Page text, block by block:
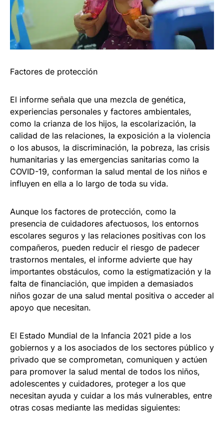
Factores de protección
El informe señala que una mezcla de genética,
experiencias personales y factores ambientales,
como la crianza de los hijos, la escolarización, la
calidad de las relaciones, la exposición a la violencia
o los abusos, la discriminación, la pobreza, las crisis
humanitarias y las emergencias sanitarias como la
COVID-19, conforman la salud mental de los niños e
influyen en ella a lo largo de toda su vida.
Aunque los factores de protección, como la
presencia de cuidadores afectuosos, los entornos
escolares seguros y las relaciones positivas con los
compañeros, pueden reducir el riesgo de padecer
trastornos mentales, el informe advierte que hay
importantes obstáculos, como la estigmatización y la
falta de financiación, que impiden a demasiados
niños gozar de una salud mental positiva o acceder al
apoyo que necesitan.
El Estado Mundial de la Infancia 2021 pide a los
gobiernos y a los asociados de los sectores público y
privado que se comprometan, comuniquen y actúen
para promover la salud mental de todos los niños,
adolescentes y cuidadores, proteger a los que
necesitan ayuda y cuidar a los más vulnerables, entre
otras cosas mediante las medidas siguientes: